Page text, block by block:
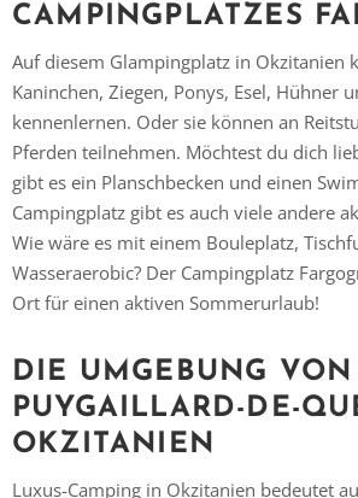
CAMPINGPLATZES
Auf diesem Glampingplatz in Okzitanien
Kaninchen, Ziegen, Ponys, Esel, Hühner
kennenlernen. Oder sie können an
Pferden teilnehmen. Möchtest du dich
gibt es ein Planschbecken und einen
Campingplatz gibt es auch viele andere
Wie wäre es mit einem Bouleplatz,
Wasseraerobic? Der Campingplatz
Ort für einen aktiven Sommerurlaub!
DIE UMGEBUNG VON
PUYGAILLARD-DE-
OKZITANIEN
Luxus-Camping in Okzitanien bedeutet